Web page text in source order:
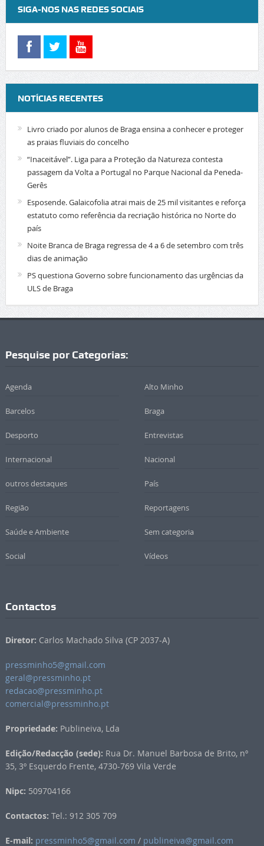
SIGA-NOS NAS REDES SOCIAIS
NOTÍCIAS RECENTES
Livro criado por alunos de Braga ensina a conhecer e proteger
as praias fluviais do concelho
“Inaceitável”. Liga para a Proteção da Natureza contesta
passagem da Volta a Portugal no Parque Nacional da Peneda-
Gerês
Esposende. Galaicofolia atrai mais de 25 mil visitantes e reforça
estatuto como referência da recriação histórica no Norte do
país
Noite Branca de Braga regressa de 4 a 6 de setembro com três
dias de animação
PS questiona Governo sobre funcionamento das urgências da
ULS de Braga
Pesquise por Categorias:
Agenda Alto Minho
Barcelos Braga
Desporto Entrevistas
Internacional Nacional
outros destaques País
Região Reportagens
Saúde e Ambiente Sem categoria
Social Vídeos
Contactos
Diretor: Carlos Machado Silva (CP 2037-A)
pressminho5@gmail.com
geral@pressminho.pt
redacao@pressminho.pt
comercial@pressminho.pt
Propriedade: Publineiva, Lda
Edição/Redacção (sede): Rua Dr. Manuel Barbosa de Brito, nº
35, 3º Esquerdo Frente, 4730-769 Vila Verde
Nipc: 509704166
Contactos: Tel.: 912 305 709
E-mail: pressminho5@gmail.com / publineiva@gmail.com